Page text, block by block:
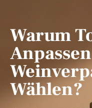
Warum
Anpassen
Wählen?